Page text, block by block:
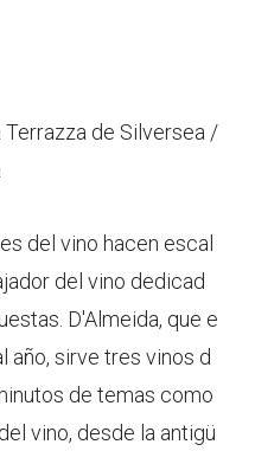
de Silversea /
del vino hacen escal
del vino dedicad
D'Almeida, que e
año, sirve tres vinos d
de temas como
vino, desde la antigü